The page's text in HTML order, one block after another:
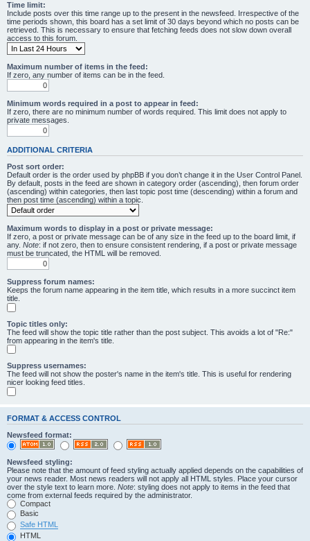
Time limit:
Include posts over this time range up to the present in the newsfeed. Irrespective of the
time periods shown, this board has a set limit of 30 days beyond which no posts can be
retrieved. This is necessary to ensure that fetching feeds does not slow down overall
access to this forum.
Maximum number of items in the feed:
If zero, any number of items can be in the feed.
Minimum words required in a post to appear in feed:
If zero, there are no minimum number of words required. This limit does not apply to
private messages.
ADDITIONAL CRITERIA
Post sort order:
Default order is the order used by phpBB if you don’t change it in the User Control Panel.
By default, posts in the feed are shown in category order (ascending), then forum order
(ascending) within categories, then last topic post time (descending) within a forum and
then post time (ascending) within a topic.
Maximum words to display in a post or private message:
If zero, a post or private message can be of any size in the feed up to the board limit, if
any. Note: if not zero, then to ensure consistent rendering, if a post or private message
must be truncated, the HTML will be removed.
Suppress forum names:
Keeps the forum name appearing in the item title, which results in a more succinct item
title.
Topic titles only:
The feed will show the topic title rather than the post subject. This avoids a lot of "Re:"
from appearing in the item's title.
Suppress usernames:
The feed will not show the poster's name in the item's title. This is useful for rendering
nicer looking feed titles.
FORMAT & ACCESS CONTROL
Newsfeed format:
Newsfeed styling:
Please note that the amount of feed styling actually applied depends on the capabilities of
your news reader. Most news readers will not apply all HTML styles. Place your cursor
over the style text to learn more. Note: styling does not apply to items in the feed that
come from external feeds required by the administrator.
Compact
Basic
Safe HTML
HTML